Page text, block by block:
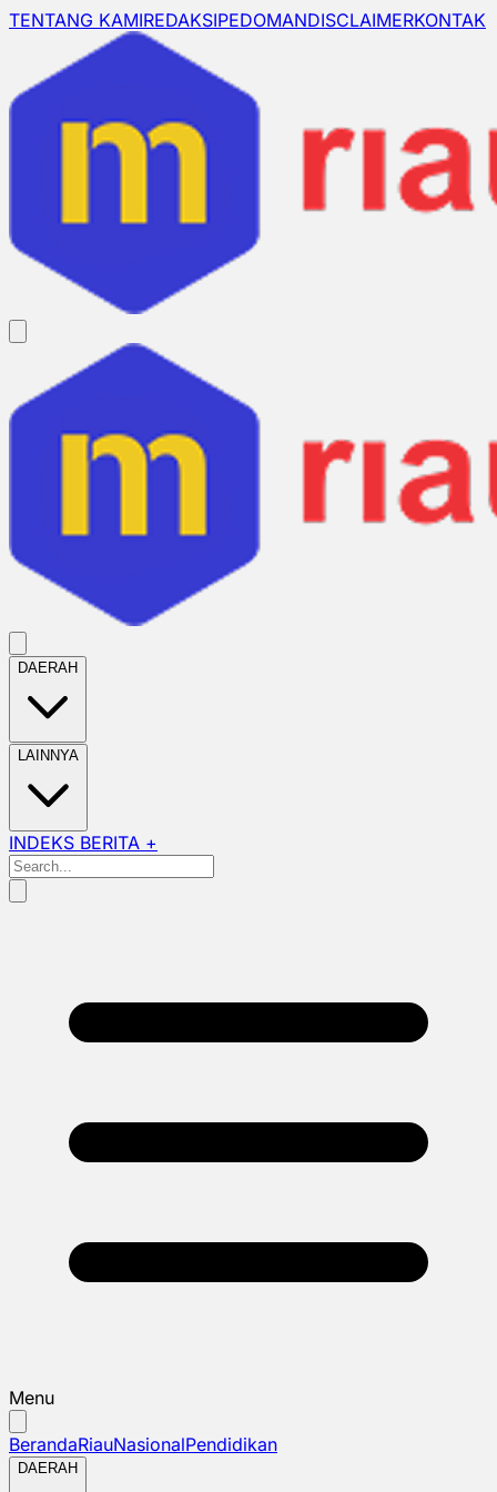
TENTANG KAMIREDAKSIPEDOMANDISCLAIMERKONTAK
DAERAH
LAINNYA
INDEKS BERITA +
Menu
BerandaRiauNasionalPendidikan
DAERAH